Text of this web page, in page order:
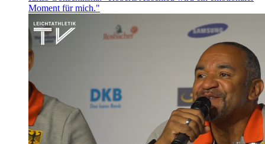
Moment für mich."